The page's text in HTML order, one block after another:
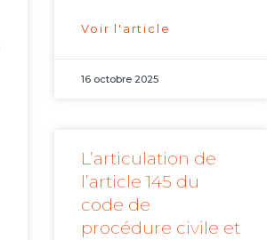
Voir l'article
16 octobre 2025
L’articulation de
l’article 145 du
code de
procédure civile et